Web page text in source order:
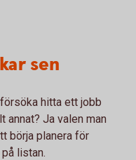
sen
hitta ett jobb
annat? Ja valen man
börja planera för
listan.